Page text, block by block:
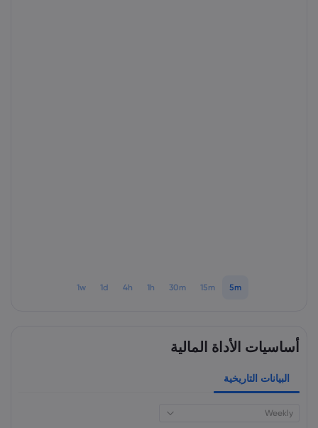
5m
15m
30m
1h
4h
1d
1w
أساسيات الأداة المالية
البيانات التاريخية
Weekly